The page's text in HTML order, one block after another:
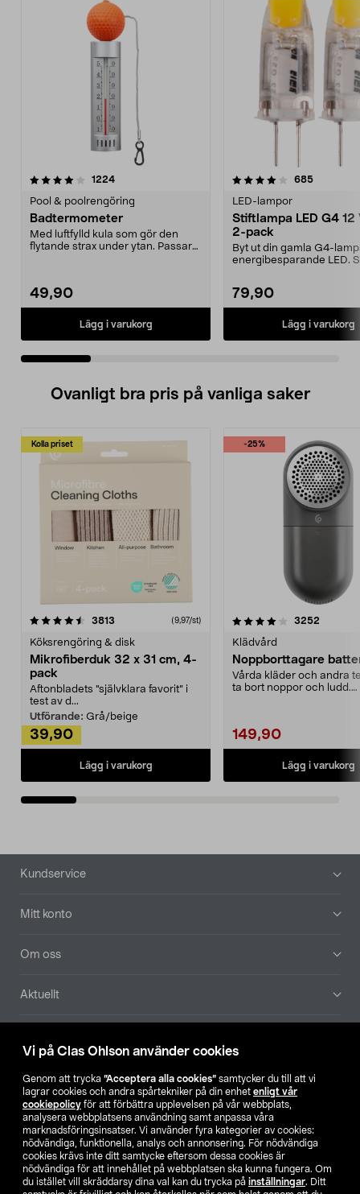
Vi på Clas Ohlson använder cookies
Genom att trycka ”Acceptera alla cookies” samtycker du till att vi
lagrar cookies och andra spårtekniker på din enhet enligt vår
cookiepolicy för att förbättra upplevelsen på vår webbplats,
analysera webbplatsens användning samt anpassa våra
marknadsföringsinsatser. Vi använder fyra kategorier av cookies:
nödvändiga, funktionella, analys och annonsering. För nödvändiga
cookies krävs inte ditt samtycke eftersom dessa cookies är
nödvändiga för att innehållet på webbplatsen ska kunna fungera. Om
du istället vill skräddarsy dina val kan du trycka på inställningar. Ditt
1224recensioner
Pool & poolrengöring
Badtermometer
Med luftfylld kula som gör den
flytande strax under ytan. Passar
49,90
Lägg i varukorg
4.0 av 5 stjärnor 685
LED-lampor
Stiftlampa LED G4 12
2-pack
Byt ut din gamla G4-
energibesparande LED.
79,90
Lägg i varukorg
4.5 av 5 stjärnor
Ovanligt bra pris på vanliga saker
Kolla priset
3813 (9,97/st)
Köksrengöring & disk
Mikrofiberduk 32 x 31 cm, 4-
pack
Aftonbladets "självklara favorit” i
test av d...
Utförande: Grå/beige
39,90
Lägg i varukorg
-25%
4.0av 5 stjärnor 3252
Klädvård
Noppborttagare
Vårda kläder och andra
ta bort noppor och ludd.
149,90
Lägg i varukorg
4.5av 5 stjärnor
Sidfot
Kundservice
Mitt konto
Om oss
Aktuellt
Hitta butik
SE NO FI